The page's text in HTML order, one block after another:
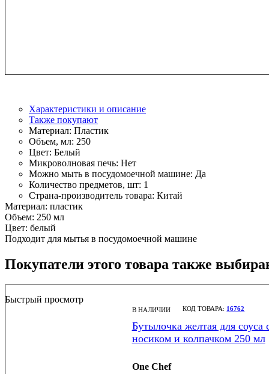
Характеристики и описание
Также покупают
Материал: Пластик
Объем, мл: 250
Цвет: Белый
Микроволновая печь: Нет
Можно мыть в посудомоечной машине: Да
Количество предметов, шт: 1
Страна-производитель товара: Китай
Материал: пластик
Объем: 250 мл
Цвет: белый
Подходит для мытья в посудомоечной машине
Покупатели этого товара также
Быстрый просмотр
В НАЛИЧИИ 16762
Бутылочка желтая для соуса
носиком и колпачком 250 мл
One Chef